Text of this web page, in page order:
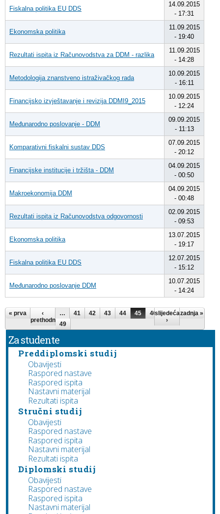
Fiskalna politika EU DDS
14.09.2015
- 17:31
Ekonomska politika
11.09.2015
- 19:40
Rezultati ispita iz Računovodstva za DDM - razlika
11.09.2015
- 14:28
Metodologija znanstveno istraživačkog rada
10.09.2015
- 16:11
Financijsko izvještavanje i revizija DDMI9_2015
10.09.2015
- 12:24
Međunarodno poslovanje - DDM
09.09.2015
- 11:13
Komparativni fiskalni sustav DDS
07.09.2015
- 20:12
Financijske institucije i tržišta - DDM
04.09.2015
- 00:50
Makroekonomija DDM
04.09.2015
- 00:48
Rezultati ispita iz Računovodstva odgovornosti
02.09.2015
- 09:53
Ekonomska politika
13.07.2015
- 19:17
Fiskalna politika EU DDS
12.07.2015
- 15:12
Međunarodno poslovanje DDM
10.07.2015
- 14:24
Stranice
« prva
‹
prethodna
… 41 42 43 44 45 46 47
48
49
slijedeća
›
zadnja »
Za studente
Preddiplomski studij
Obavijesti
Raspored nastave
Raspored ispita
Nastavni materijal
Rezultati ispita
Stručni studij
Obavijesti
Raspored nastave
Raspored ispita
Nastavni materijal
Rezultati ispita
Diplomski studij
Obavijesti
Raspored nastave
Raspored ispita
Nastavni materijal